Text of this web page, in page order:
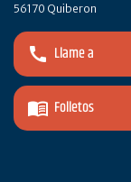
56170 Quiberon
Llame a
Folletos